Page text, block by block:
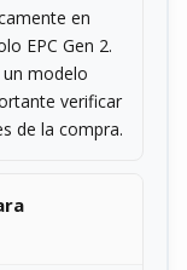
en
EPC Gen 2.
modelo
verificar
de la compra.